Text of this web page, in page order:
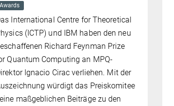
Awards
International Centre for Theoretical
(ICTP) und IBM haben den neu
Richard Feynman Prize
Quantum Computing an MPQ-
Ignacio Cirac verliehen. Mit der
würdigt das Preiskomitee
maßgeblichen Beiträge zu den